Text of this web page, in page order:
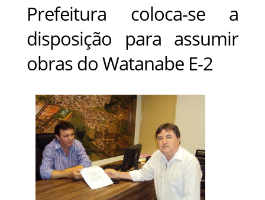
Prefeitura coloca-se a
disposição para assumir
obras do Watanabe E-2